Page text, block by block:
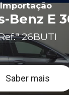
Importação
Benz E
26BUTI
Saber mais